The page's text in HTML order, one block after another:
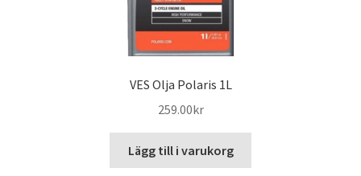
VES Olja Polaris 1L
259.00kr
Lägg till i varukorg